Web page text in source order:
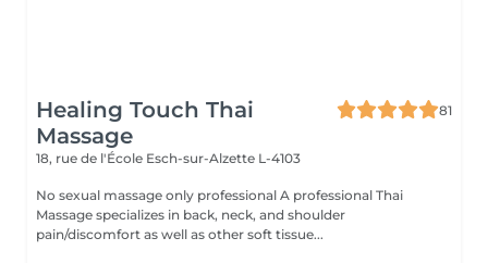
Healing Touch Thai
Massage
81
18, rue de l'École Esch-sur-Alzette L-4103
No sexual massage only professional A professional Thai
Massage specializes in back, neck, and shoulder
pain/discomfort as well as other soft tissue...